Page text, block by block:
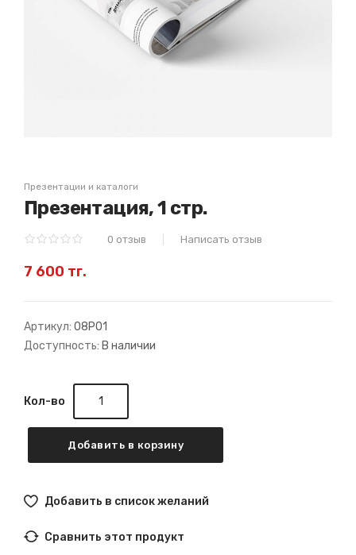
Презентации и каталоги
Презентация, 1 стр.
0 отзыв Написать отзыв
7 600 тг.
Артикул: 08P01
Доступность: В наличии
Кол-во
Добавить в корзину
Добавить в список желаний
Сравнить этот продукт